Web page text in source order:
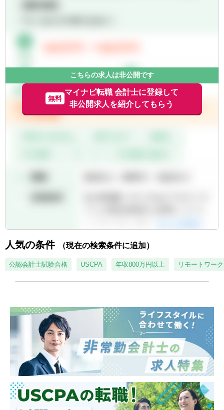
東京事務所・長岡事務所・群馬事務所・周南
こちらの求人は非公開です
無料
マイナビ転職 会計士に登録して
非公開求人を紹介してもらう
人気の条件 （現在の検索条件に追加）
公認会計士試験合格 USCPA 年収800万円以上 リモートワー